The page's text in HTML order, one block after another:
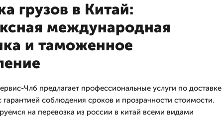
грузов в Китай:
международная
и таможенное
Члб предлагает профессиональные услуги по доставке
гарантией соблюдения сроков и прозрачности стоимости.
на перевозка из россии в китай всеми видами